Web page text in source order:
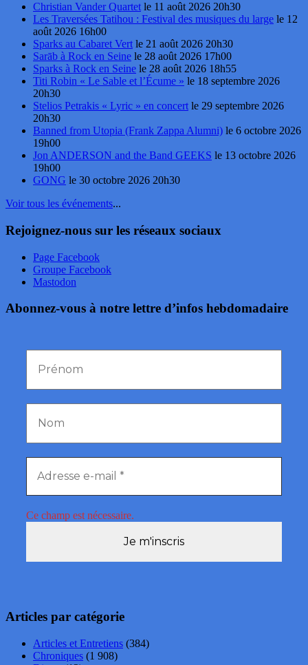
Christian Vander Quartet le 11 août 2026 20h30
Les Traversées Tatihou : Festival des musiques du large le 12
août 2026 16h00
Sparks au Cabaret Vert le 21 août 2026 20h30
Sarāb à Rock en Seine le 28 août 2026 17h00
Sparks à Rock en Seine le 28 août 2026 18h55
Titi Robin « Le Sable et l’Écume » le 18 septembre 2026
20h30
Stelios Petrakis « Lyric » en concert le 29 septembre 2026
20h30
Banned from Utopia (Frank Zappa Alumni) le 6 octobre 2026
19h00
Jon ANDERSON and the Band GEEKS le 13 octobre 2026
19h00
GONG le 30 octobre 2026 20h30
Voir tous les événements...
Rejoignez-nous sur les réseaux sociaux
Page Facebook
Groupe Facebook
Mastodon
Abonnez-vous à notre lettre d’infos hebdomadaire
Ce champ est nécessaire.
Articles par catégorie
Articles et Entretiens (384)
Chroniques (1 908)